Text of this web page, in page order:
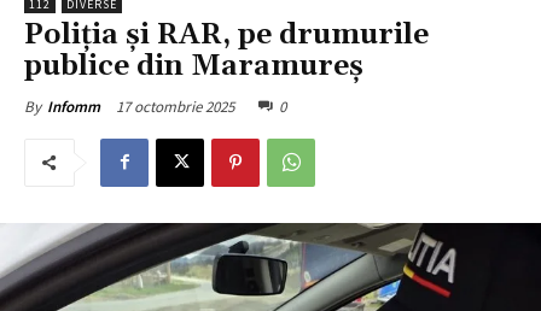
112 DIVERSE
Poliția și RAR, pe drumurile
publice din Maramureș
By Infomm 17 octombrie 2025 0